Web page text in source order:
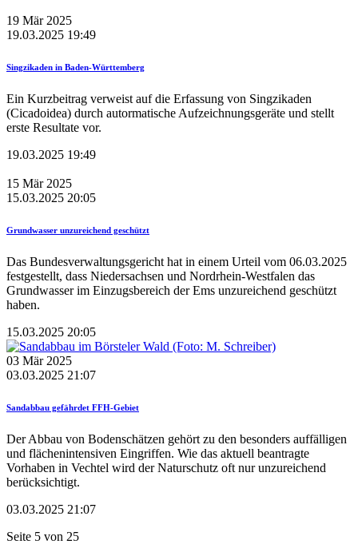
19 Mär 2025
19.03.2025 19:49
Singzikaden in Baden-Württemberg
Ein Kurzbeitrag verweist auf die Erfassung von Singzikaden
(Cicadoidea) durch autormatische Aufzeichnungsgeräte und stellt
erste Resultate vor.
19.03.2025 19:49
15 Mär 2025
15.03.2025 20:05
Grundwasser unzureichend geschützt
Das Bundesverwaltungsgericht hat in einem Urteil vom 06.03.2025
festgestellt, dass Niedersachsen und Nordrhein-Westfalen das
Grundwasser im Einzugsbereich der Ems unzureichend geschützt
haben.
15.03.2025 20:05
03 Mär 2025
03.03.2025 21:07
Sandabbau gefährdet FFH-Gebiet
Der Abbau von Bodenschätzen gehört zu den besonders auffälligen
und flächenintensiven Eingriffen. Wie das aktuell beantragte
Vorhaben in Vechtel wird der Naturschutz oft nur unzureichend
berücksichtigt.
03.03.2025 21:07
Seite 5 von 25